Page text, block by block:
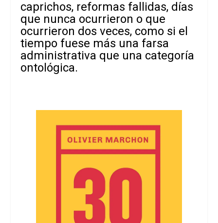
caprichos, reformas fallidas, días
que nunca ocurrieron o que
ocurrieron dos veces, como si el
tiempo fuese más una farsa
administrativa que una categoría
ontológica.